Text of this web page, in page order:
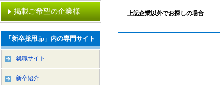
上記企業以外でお探しの場合
掲載ご希望の企業様
「新卒採用.jp」内の専門サイト
就職サイト
新卒紹介